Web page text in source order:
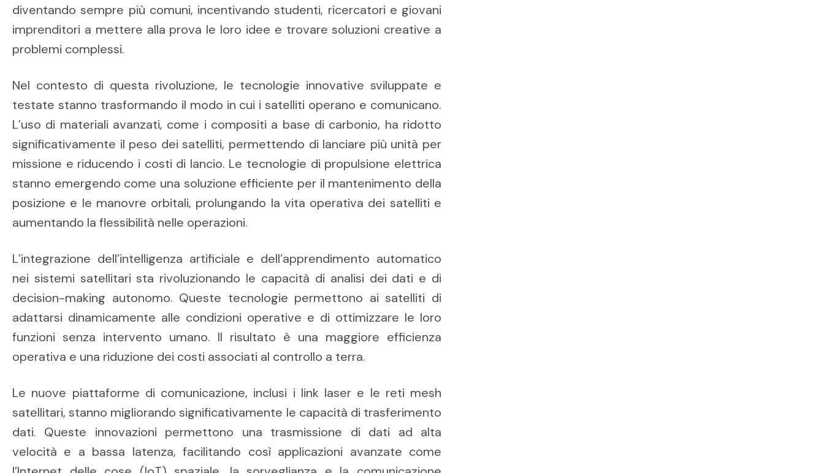
diventando sempre più comuni, incentivando studenti, ricercatori e giovani
imprenditori a mettere alla prova le loro idee e trovare soluzioni creative a
problemi complessi.
Nel contesto di questa rivoluzione, le tecnologie innovative sviluppate e
testate stanno trasformando il modo in cui i satelliti operano e comunicano.
L’uso di materiali avanzati, come i compositi a base di carbonio, ha ridotto
significativamente il peso dei satelliti, permettendo di lanciare più unità per
missione e riducendo i costi di lancio. Le tecnologie di propulsione elettrica
stanno emergendo come una soluzione efficiente per il mantenimento della
posizione e le manovre orbitali, prolungando la vita operativa dei satelliti e
aumentando la flessibilità nelle operazioni.
L’integrazione dell’intelligenza artificiale e dell’apprendimento automatico
nei sistemi satellitari sta rivoluzionando le capacità di analisi dei dati e di
decision-making autonomo. Queste tecnologie permettono ai satelliti di
adattarsi dinamicamente alle condizioni operative e di ottimizzare le loro
funzioni senza intervento umano. Il risultato è una maggiore efficienza
operativa e una riduzione dei costi associati al controllo a terra.
Le nuove piattaforme di comunicazione, inclusi i link laser e le reti mesh
satellitari, stanno migliorando significativamente le capacità di trasferimento
dati. Queste innovazioni permettono una trasmissione di dati ad alta
velocità e a bassa latenza, facilitando così applicazioni avanzate come